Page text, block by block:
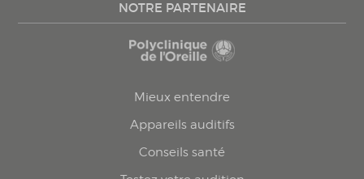
NOTRE PARTENAIRE
Mieux entendre
Appareils auditifs
Conseils santé